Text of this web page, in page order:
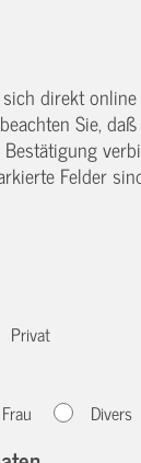
direkt
Sie,
Felder
Privat
Frau Divers